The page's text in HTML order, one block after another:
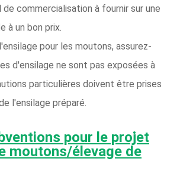
de commercialisation à fournir sur une
à un bon prix.
pour les moutons, assurez-
d'ensilage ne sont pas exposées à
particulières doivent être prises
l'ensilage préparé.
pour le projet
moutons/élevage de